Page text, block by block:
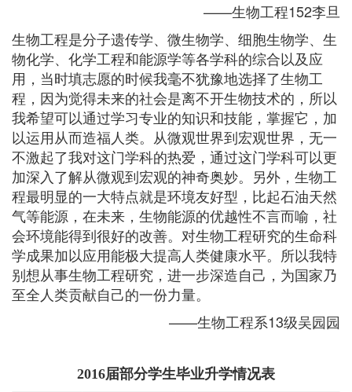
——生物工程152李旦
生物工程是分子遗传学、微生物学、细胞生物学、生
物化学、化学工程和能源学等各学科的综合以及应
用，当时填志愿的时候我毫不犹豫地选择了生物工
程，因为觉得未来的社会是离不开生物技术的，所以
我希望可以通过学习专业的知识和技能，掌握它，加
以运用从而造福人类。从微观世界到宏观世界，无一
不激起了我对这门学科的热爱，通过这门学科可以更
加深入了解从微观到宏观的神奇奥妙。另外，生物工
程最明显的一大特点就是环境友好型，比起石油天然
气等能源，在未来，生物能源的优越性不言而喻，社
会环境能得到很好的改善。对生物工程研究的生命科
学成果加以应用能极大提高人类健康水平。所以我特
别想从事生物工程研究，进一步深造自己，为国家乃
至全人类贡献自己的一份力量。
——生物工程系13级吴园园
2016届部分学生毕业升学情况表